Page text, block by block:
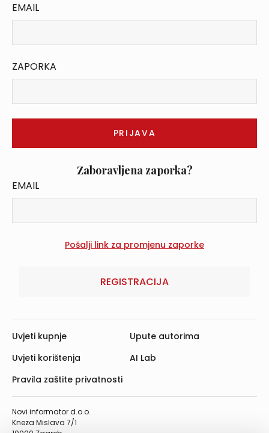
EMAIL
ZAPORKA
Zaboravljena zaporka?
EMAIL
REGISTRACIJA
Novi informator d.o.o.
Kneza Mislava 7/1
Uvjeti kupnje
Uvjeti korištenja
Pravila zaštite privatnosti
Upute autorima
AI Lab